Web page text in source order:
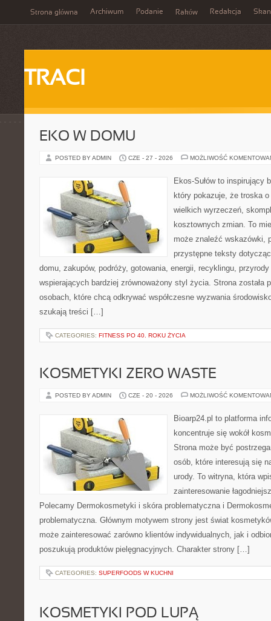
Strona główna Archiwum Podanie Raków Redakcja
TRACI
EKO W DOMU
POSTED BY ADMIN CZE - 27 - 2026 MOŻLIWOŚĆ
Ekos-Sułów to inspirujący
który pokazuje, że troska
wielkich wyrzeczeń,
kosztownych zmian. To
może znaleźć wskazówki,
przystępne teksty
domu, zakupów, podróży, gotowania, energii, recyklingu,
wspierających bardziej zrównoważony styl życia. Strona została
osobach, które chcą odkrywać współczesne wyzwania
szukają treści […]
CATEGORIES: FITNESS PO 40. ROKU ŻYCIA
KOSMETYKI ZERO WASTE
POSTED BY ADMIN CZE - 20 - 2026 MOŻLIWOŚĆ
Bioarp24.pl to platforma
koncentruje się wokół
Strona może być
osób, które interesują się
urody. To witryna, która
zainteresowanie
Polecamy Dermokosmetyki i skóra problematyczna i
problematyczna. Głównym motywem strony jest świat
może zainteresować zarówno klientów indywidualnych, jak i
poszukują produktów pielęgnacyjnych. Charakter strony […]
CATEGORIES: SUPERFOODS W KUCHNI
KOSMETYKI POD LUPĄ